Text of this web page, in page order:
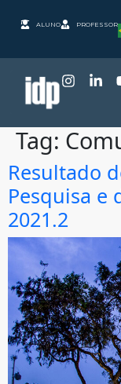
ALUNO PROFESSOR
Tag:
Resultado
Pesquisa e
2021.2